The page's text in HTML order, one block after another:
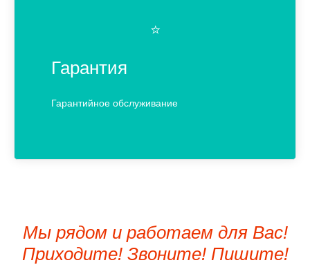
⭐️
Гарантия
Гарантийное обслуживание
Мы рядом и работаем для Вас!
Приходите! Звоните! Пишите!